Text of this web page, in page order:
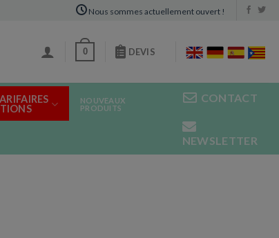
Nous sommes actuellement ouvert !
0 DEVIS
NOUVEAUX
PRODUITS
CONTACT
NEWSLETTER